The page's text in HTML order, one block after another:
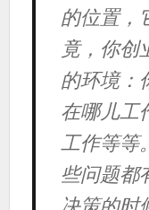
的位置，
竟，你创
的环境：
在哪儿工
工作等等
些问题都